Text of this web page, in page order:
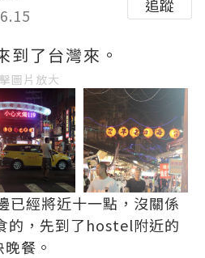
追蹤
了台灣來。
圖片放大
經將近十一點，沒關係
的，先到了hostel附近的
餐。